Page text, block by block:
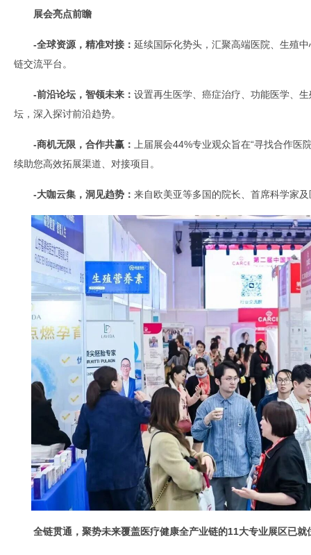
展会亮点前瞻
-全球资源，精准对接： 延续国际化势头，汇聚高端医院、生殖
链交流平台。
-前沿论坛，智领未来： 设置再生医学、癌症治疗、功能医学、
坛，深入探讨前沿趋势。
-商机无限，合作共赢：
上届展会44%专业观众旨在“寻找合作医
续助您高效拓展渠道、对接项目。
-大咖云集，洞见趋势： 来自欧美亚等多国的院长、首席科学家
全链贯通，聚势未来覆盖医疗健康全产业链的11大专业展区已就